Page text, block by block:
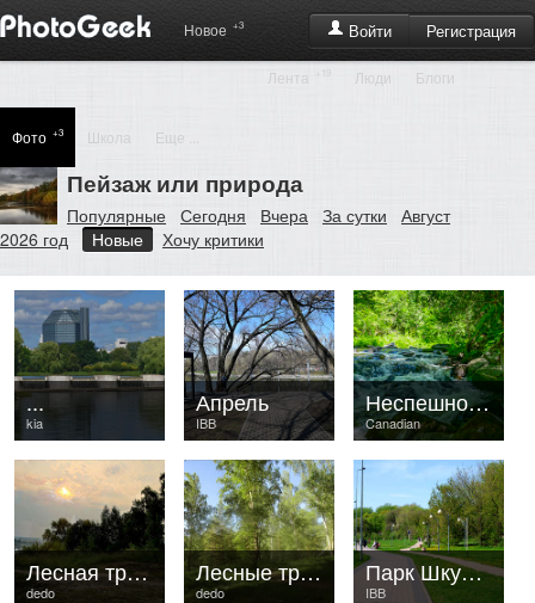
Войти Регистрация
Новое +3
Лента +19 Люди Блоги
Фото +3 Школа Еще ...
Пейзаж или природа
Популярные Сегодня Вчера За сутки
Август
2026 год
Новые Хочу критики
kia
...
IBB
Апрель
Canadian
Неспешность
dedo
Лесная тропинка 6
dedo
Лесные тропинки 5
IBB
Парк Шкулёва